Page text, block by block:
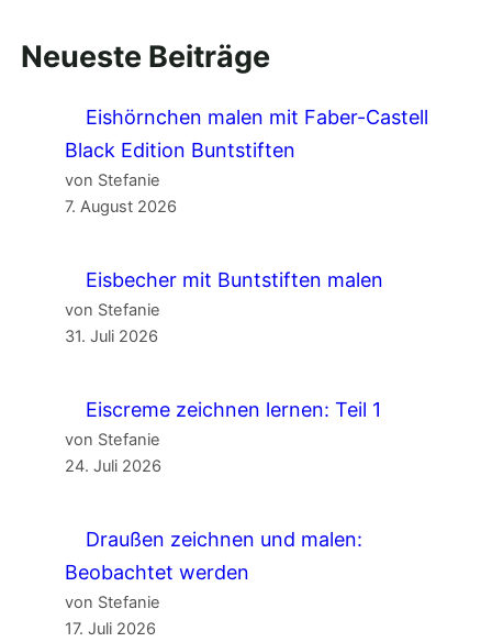
Neueste Beiträge
Eishörnchen malen mit Faber-Castell
Black Edition Buntstiften
von Stefanie
7. August 2026
Eisbecher mit Buntstiften malen
von Stefanie
31. Juli 2026
Eiscreme zeichnen lernen: Teil 1
von Stefanie
24. Juli 2026
Draußen zeichnen und malen:
Beobachtet werden
von Stefanie
17. Juli 2026